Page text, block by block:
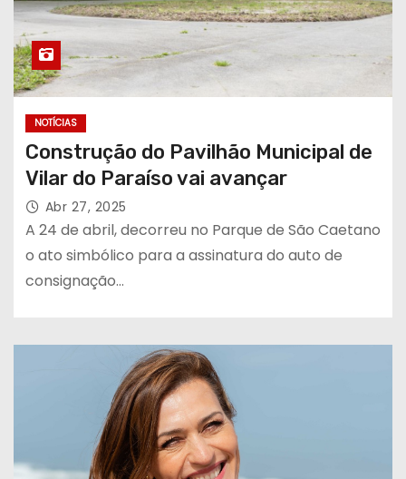
NOTÍCIAS
Construção do Pavilhão Municipal de
Vilar do Paraíso vai avançar
Abr 27, 2025
A 24 de abril, decorreu no Parque de São Caetano
o ato simbólico para a assinatura do auto de
consignação…